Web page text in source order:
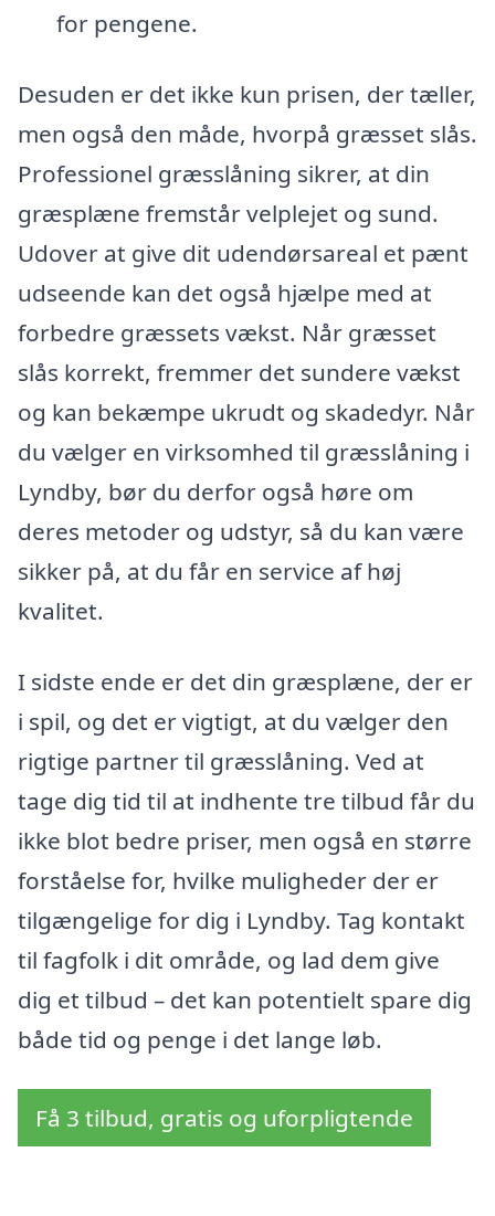
for pengene.
Desuden er det ikke kun prisen, der tæller,
men også den måde, hvorpå græsset slås.
Professionel græsslåning sikrer, at din
græsplæne fremstår velplejet og sund.
Udover at give dit udendørsareal et pænt
udseende kan det også hjælpe med at
forbedre græssets vækst. Når græsset
slås korrekt, fremmer det sundere vækst
og kan bekæmpe ukrudt og skadedyr. Når
du vælger en virksomhed til græsslåning i
Lyndby, bør du derfor også høre om
deres metoder og udstyr, så du kan være
sikker på, at du får en service af høj
kvalitet.
I sidste ende er det din græsplæne, der er
i spil, og det er vigtigt, at du vælger den
rigtige partner til græsslåning. Ved at
tage dig tid til at indhente tre tilbud får du
ikke blot bedre priser, men også en større
forståelse for, hvilke muligheder der er
tilgængelige for dig i Lyndby. Tag kontakt
til fagfolk i dit område, og lad dem give
dig et tilbud – det kan potentielt spare dig
både tid og penge i det lange løb.
Få 3 tilbud, gratis og uforpligtende